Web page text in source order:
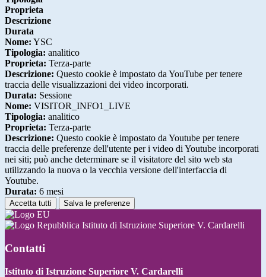
Proprieta
Descrizione
Durata
Nome: YSC
Tipologia: analitico
Proprieta: Terza-parte
Descrizione: Questo cookie è impostato da YouTube per tenere
traccia delle visualizzazioni dei video incorporati.
Durata: Sessione
Nome: VISITOR_INFO1_LIVE
Tipologia: analitico
Proprieta: Terza-parte
Descrizione: Questo cookie è impostato da Youtube per tenere
traccia delle preferenze dell'utente per i video di Youtube incorporati
nei siti; può anche determinare se il visitatore del sito web sta
utilizzando la nuova o la vecchia versione dell'interfaccia di
Youtube.
Durata: 6 mesi
Accetta tutti Salva le preferenze
Istituto di Istruzione Superiore V. Cardarelli
Contatti
Istituto di Istruzione Superiore V. Cardarelli